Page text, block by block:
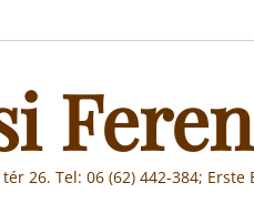
26. Tel: 06 (62) 442-384; Erste